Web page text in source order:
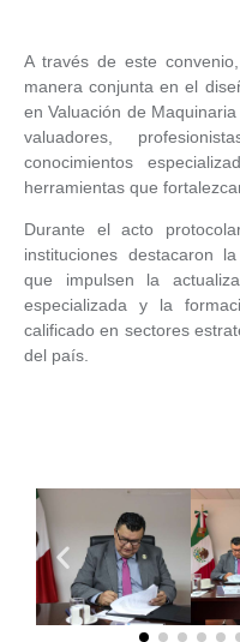
A través de este
manera conjunta en el
en Valuación de
valuadores,
conocimientos
herramientas que
Durante el acto
instituciones destacaron
que impulsen la
especializada y la
calificado en sectores
del país.